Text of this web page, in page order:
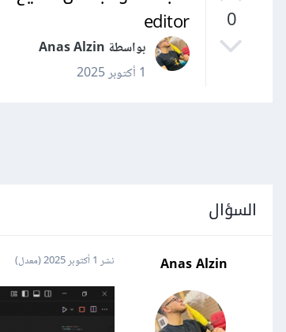
0
editor
بواسطة Anas Alzin
1 أكتوبر 2025
السؤال
Anas Alzin نشر 1 أكتوبر 2025 (معدل)